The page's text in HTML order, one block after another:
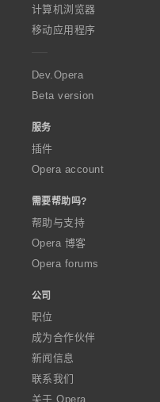
O
p
a
计算机浏览器
移动应用程序
Dev.Opera
Beta version
服务
插件
Opera account
需要帮助吗?
帮助与支持
Opera 博客
Opera forums
公司
职位
成为合作伙伴
新闻信息
联系我们
关于 Opera